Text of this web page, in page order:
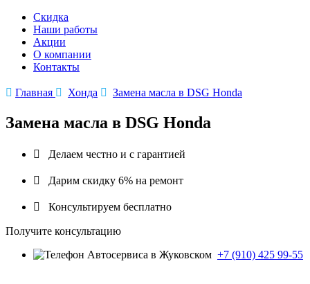
Скидка
Наши работы
Акции
О компании
Контакты
 Главная  Хонда  Замена масла в DSG Honda
Замена масла в DSG Honda
 Делаем честно и с гарантией
 Дарим скидку 6% на ремонт
 Консультируем бесплатно
Получите консультацию
+7 (910) 425 99-55